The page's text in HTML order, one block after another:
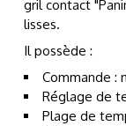
gril contact
lisses.
Il possède :
Commande :
Réglage de
Plage de